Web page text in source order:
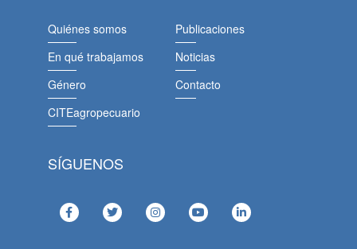
Quiénes somos
En qué trabajamos
Género
CITEagropecuario
Publicaciones
Noticias
Contacto
SÍGUENOS